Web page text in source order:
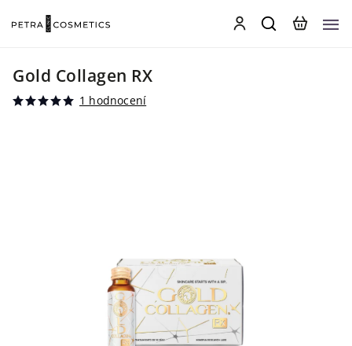
Gold Collagen RX
1 hodnocení